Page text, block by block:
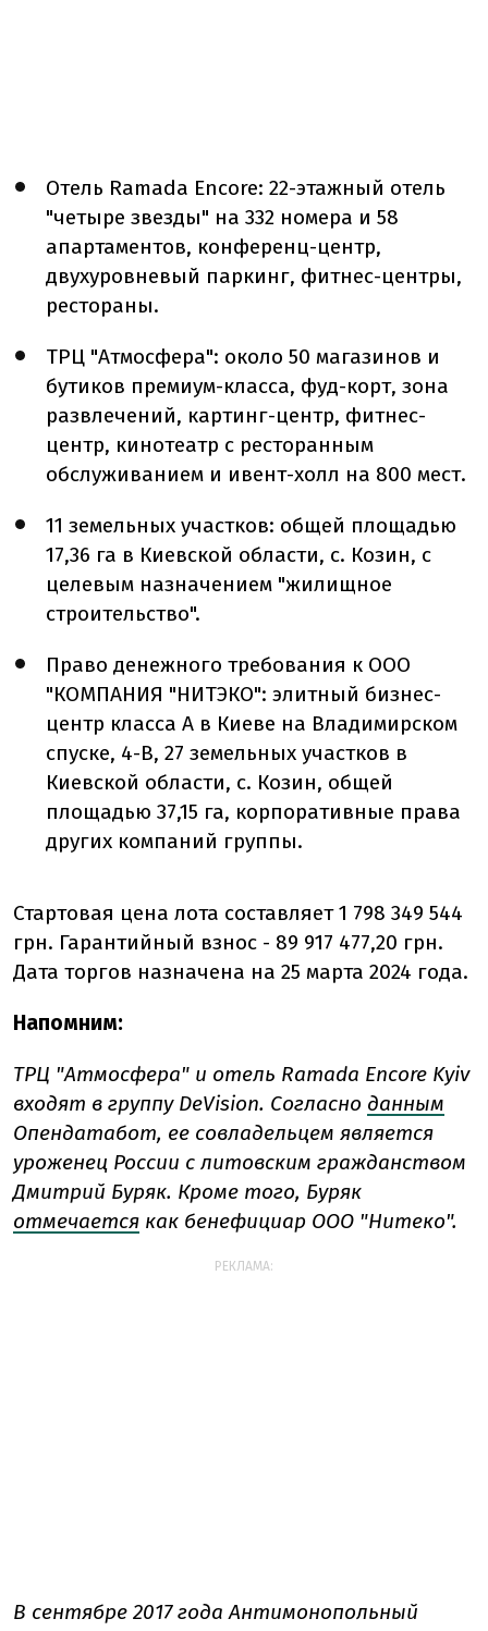
Отель Ramada Encore: 22-этажный отель
"четыре звезды" на 332 номера и 58
апартаментов, конференц-центр,
двухуровневый паркинг, фитнес-центры,
рестораны.
ТРЦ "Атмосфера": около 50 магазинов и
бутиков премиум-класса, фуд-корт, зона
развлечений, картинг-центр, фитнес-
центр, кинотеатр с ресторанным
обслуживанием и ивент-холл на 800 мест.
11 земельных участков: общей площадью
17,36 га в Киевской области, с. Козин, с
целевым назначением "жилищное
строительство".
Право денежного требования к ООО
"КОМПАНИЯ "НИТЭКО": элитный бизнес-
центр класса А в Киеве на Владимирском
спуске, 4-В, 27 земельных участков в
Киевской области, с. Козин, общей
площадью 37,15 га, корпоративные права
других компаний группы.
Стартовая цена лота составляет 1 798 349 544
грн. Гарантийный взнос - 89 917 477,20 грн.
Дата торгов назначена на 25 марта 2024 года.
Напомним:
ТРЦ "Атмосфера" и отель Ramada Encore Kyiv
входят в группу DeVision. Согласно данным
Опендатабот, ее совладельцем является
уроженец России с литовским гражданством
Дмитрий Буряк. Кроме того, Буряк
отмечается как бенефициар ООО "Нитеко".
РЕКЛАМА:
В сентябре 2017 года Антимонопольный